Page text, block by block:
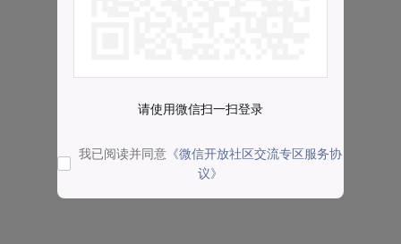
请使用微信扫一扫登录
我已阅读并同意 《微信开放社区交流专区服务协
议》